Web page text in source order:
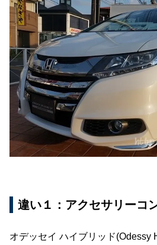
違い１：アクセサリーコ
オデッセイ ハイブリッド(Odessy